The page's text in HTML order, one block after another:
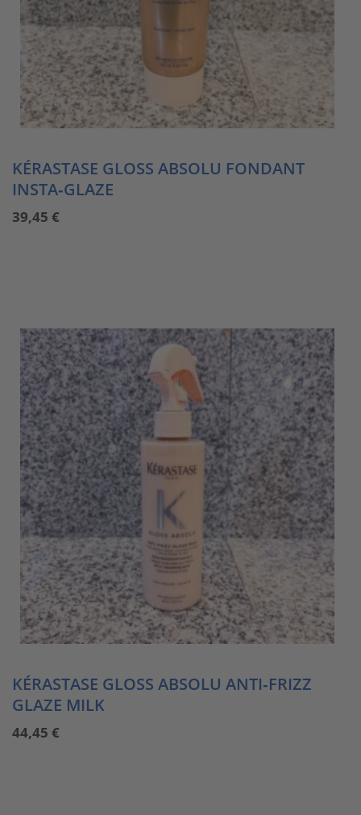
KÉRASTASE GLOSS ABSOLU FONDANT
INSTA‑GLAZE
39,45 €
KÉRASTASE GLOSS ABSOLU ANTI‑FRIZZ
GLAZE MILK
44,45 €